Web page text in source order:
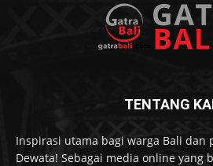
TENTANG
Inspirasi utama bagi warga Bali dan
Dewata! Sebagai media online yang